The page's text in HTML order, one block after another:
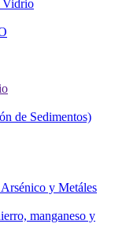
Vidrio
de Sedimentos)
y Metáles
manganeso y